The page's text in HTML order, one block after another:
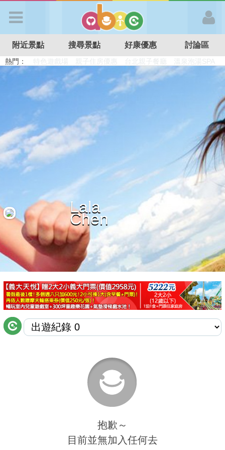
APP登入
首 頁
搜尋景點
好康優惠
最新留言
商家合作
推薦景點
討論區
聯絡我們
附近景點 搜尋景點 好康優惠 討論區
熱門： 溜滑梯民宿 觀光工廠 DIY摘果
特色遊戲場
親子住房優惠 台北親子餐廳 溫泉泡湯SPA
Lala
Chen
抱歉～
目前並無加入任何去